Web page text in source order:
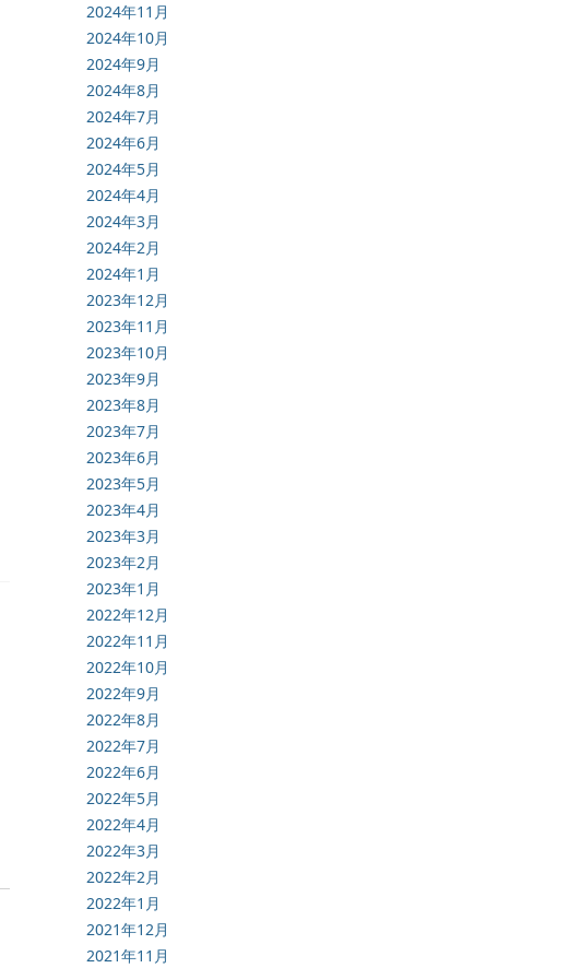
2024年11月
2024年10月
2024年9月
2024年8月
2024年7月
2024年6月
2024年5月
2024年4月
2024年3月
2024年2月
2024年1月
2023年12月
2023年11月
2023年10月
2023年9月
2023年8月
2023年7月
2023年6月
2023年5月
2023年4月
2023年3月
2023年2月
2023年1月
2022年12月
2022年11月
2022年10月
2022年9月
2022年8月
2022年7月
2022年6月
2022年5月
2022年4月
2022年3月
2022年2月
2022年1月
2021年12月
2021年11月